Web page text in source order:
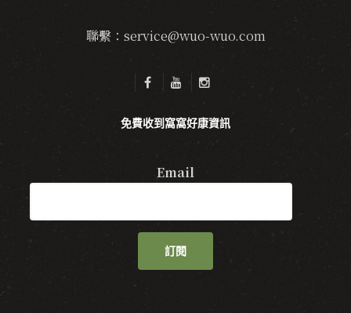
聯繫：service@wuo-wuo.com
免費收到窩窩好康資訊
Email
訂閱